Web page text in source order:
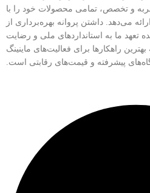
و تخصص، تمامی محصولات خود را با
می‌دهد. داشتن پروانه بهره‌برداری از
تعهد ما به استانداردهای ملی و رضایت
راهکارها برای فعالیت‌های ماینینگ
پیشرفته و قیمت‌های رقابتی است.